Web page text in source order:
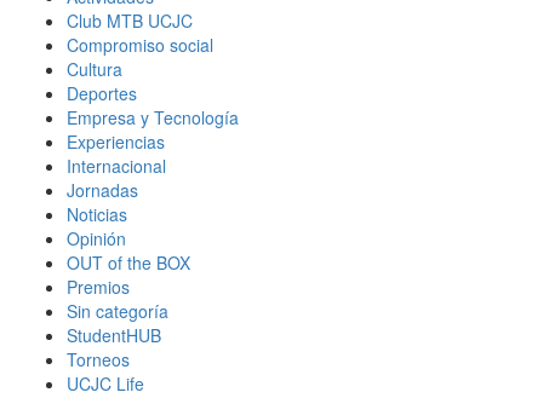
Club MTB UCJC
Compromiso social
Cultura
Deportes
Empresa y Tecnología
Experiencias
Internacional
Jornadas
Noticias
Opinión
OUT of the BOX
Premios
Sin categoría
StudentHUB
Torneos
UCJC Life